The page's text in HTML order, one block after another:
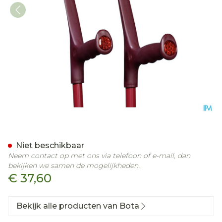
€ 37,60
Niet beschikbaar
Neem contact op met ons via telefoon of e-mail, dan
bekijken we samen de mogelijkheden.
Bekijk alle producten van Bota